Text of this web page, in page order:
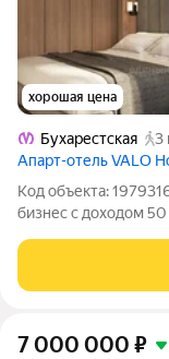
хорошая цена
Бухарестская
3
Апарт-отель VALO
Код объекта:
бизнес с доходом
одном! Перед вами
бизнес-актив в
7 000 000 ₽